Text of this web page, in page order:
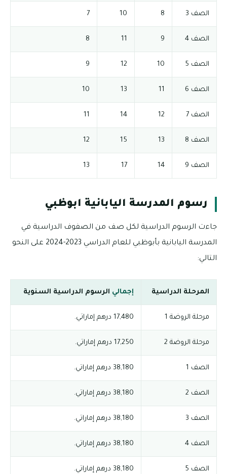
الصف 3 8
10
7
الصف 4 9
11
8
الصف 5 10
12
9
الصف 6 11
13
10
الصف 7 12
14
11
الصف 8 13
15
12
الصف 9 14
17
13
رسوم المدرسة اليابانية ابوظبي
جاءت الرسوم الدراسية لكل صف من الصفوف الدراسية في
المدرسة اليابانية بأبوظبي للعام الدراسي 2023-2024 على النحو
التالي:
المرحلة الدراسية إجمالي الرسوم الدراسية السنوية
مرحلة الروضة 1 17,480 درهم إماراتي.
مرحلة الروضة 2 17,250 درهم إماراتي.
الصف 1 38,180 درهم إماراتي.
الصف 2 38,180 درهم إماراتي.
الصف 3 38,180 درهم إماراتي.
الصف 4 38,180 درهم إماراتي.
الصف 5 38,180 درهم إماراتي.